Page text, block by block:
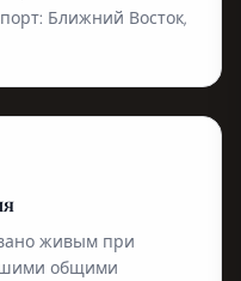
Ближний Восток,
живым при
общими